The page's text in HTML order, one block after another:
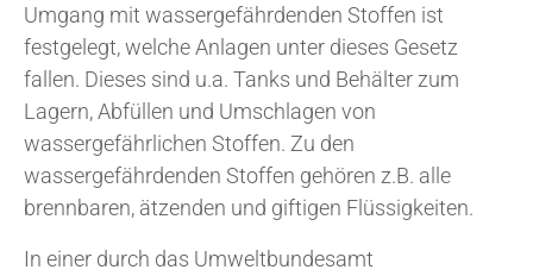
Umgang mit wassergefährdenden Stoffen ist
festgelegt, welche Anlagen unter dieses Gesetz
fallen. Dieses sind u.a. Tanks und Behälter zum
Lagern, Abfüllen und Umschlagen von
wassergefährlichen Stoffen. Zu den
wassergefährdenden Stoffen gehören z.B. alle
brennbaren, ätzenden und giftigen Flüssigkeiten.
In einer durch das Umweltbundesamt